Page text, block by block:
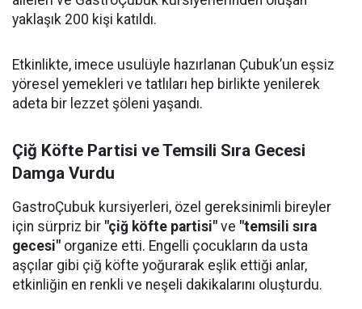
yaklaşık 200 kişi katıldı.
Etkinlikte, imece usulüyle hazırlanan Çubuk’un eşsiz
yöresel yemekleri ve tatlıları hep birlikte yenilerek
adeta bir lezzet şöleni yaşandı.
Çiğ Köfte Partisi ve Temsili Sıra Gecesi
Damga Vurdu
GastroÇubuk kursiyerleri, özel gereksinimli bireyler
için sürpriz bir "çiğ köfte partisi" ve "temsili sıra
gecesi" organize etti. Engelli çocukların da usta
aşçılar gibi çiğ köfte yoğurarak eşlik ettiği anlar,
etkinliğin en renkli ve neşeli dakikalarını oluşturdu.